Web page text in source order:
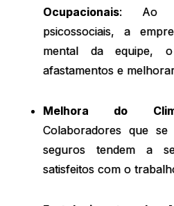
Ocupacionais: Ao
psicossociais, a
mental da equipe,
afastamentos e
Melhora do
Colaboradores que
seguros tendem a
satisfeitos com o